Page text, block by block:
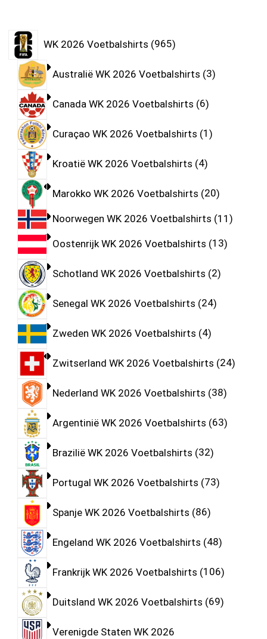
WK 2026 Voetbalshirts 965
Australië WK 2026 Voetbalshirts 3
Canada WK 2026 Voetbalshirts 6
Curaçao WK 2026 Voetbalshirts 1
Kroatië WK 2026 Voetbalshirts 4
Marokko WK 2026 Voetbalshirts 20
Noorwegen WK 2026 Voetbalshirts 11
Oostenrijk WK 2026 Voetbalshirts 13
Schotland WK 2026 Voetbalshirts 2
Senegal WK 2026 Voetbalshirts 24
Zweden WK 2026 Voetbalshirts 4
Zwitserland WK 2026 Voetbalshirts 24
Nederland WK 2026 Voetbalshirts 38
Argentinië WK 2026 Voetbalshirts 63
Brazilië WK 2026 Voetbalshirts 32
Portugal WK 2026 Voetbalshirts 73
Spanje WK 2026 Voetbalshirts 86
Engeland WK 2026 Voetbalshirts 48
Frankrijk WK 2026 Voetbalshirts 106
Duitsland WK 2026 Voetbalshirts 69
Verenigde Staten WK 2026